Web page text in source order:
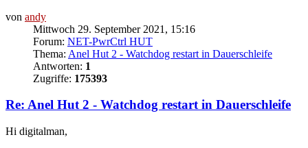
von andy
Mittwoch 29. September 2021, 15:16
Forum: NET-PwrCtrl HUT
Thema: Anel Hut 2 - Watchdog restart in Dauerschleife
Antworten: 1
Zugriffe: 175393
Re: Anel Hut 2 - Watchdog restart in Dauerschleife
Hi digitalman,